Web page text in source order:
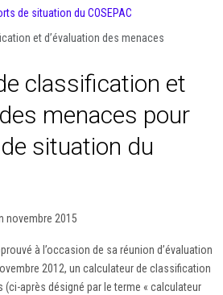
de situation du COSEPAC
et d’évaluation des menaces
classification et
menaces pour
situation du
novembre 2015
à l’occasion de sa réunion d’évaluation
2012, un calculateur de classification
(ci-après désigné par le terme « calculateur